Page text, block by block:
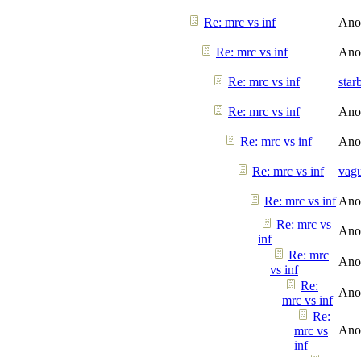
Re: mrc vs inf
Re: mrc vs inf
Re: mrc vs inf
Re: mrc vs inf
Re: mrc vs inf
Re: mrc vs inf
Re: mrc vs inf
Re: mrc vs
inf
Re: mrc
vs inf
Re:
mrc vs inf
Re:
mrc vs
inf